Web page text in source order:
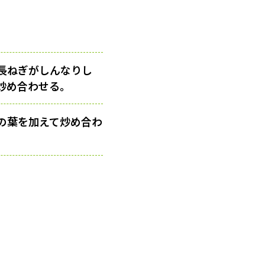
ねぎがしんなりし
合わせる。
葉を加えて炒め合わ